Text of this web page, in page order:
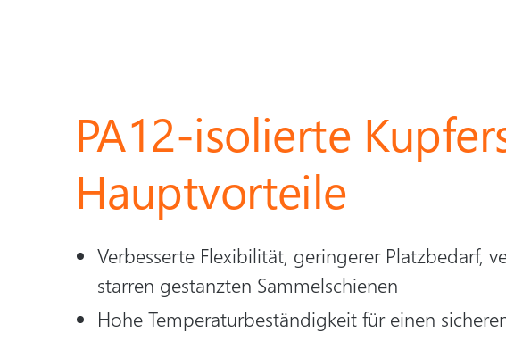
PA12-isolierte
Hauptvorteile
Verbesserte Flexibilität, geringerer Platzbedarf,
starren gestanzten Sammelschienen
Hohe Temperaturbeständigkeit für einen